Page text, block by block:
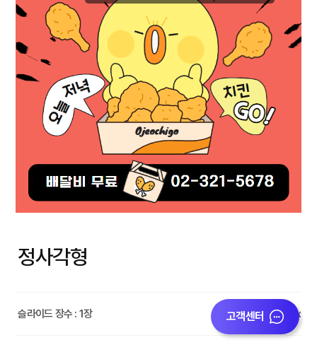
고객센터
정사각형
슬라이드 장수 : 1장 1080x1080px